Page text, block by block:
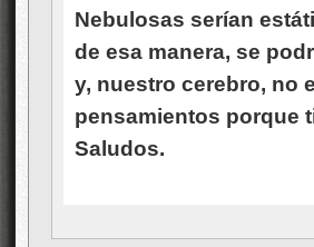
Nebulosas serían
de esa manera, se
y, nuestro cerebro, no
pensamientos porque
Saludos.